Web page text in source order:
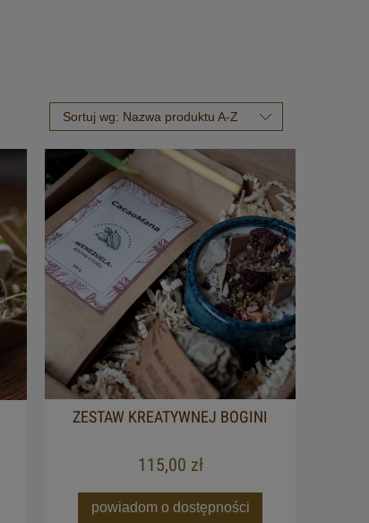
Sortuj wg: Nazwa produktu A-Z
ZESTAW KREATYWNEJ BOGINI
115,00 zł
powiadom o dostępności